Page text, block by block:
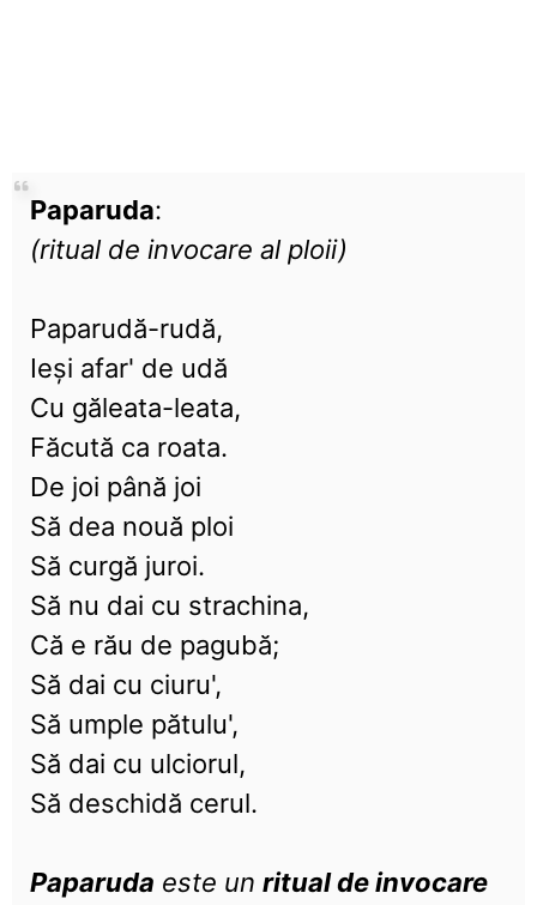
Paparuda:
(ritual de invocare al ploii)
Paparudă-rudă,
Ieși afar' de udă
Cu găleata-leata,
Făcută ca roata.
De joi până joi
Să dea nouă ploi
Să curgă juroi.
Să nu dai cu strachina,
Că e rău de pagubă;
Să dai cu ciuru',
Să umple pătulu',
Să dai cu ulciorul,
Să deschidă cerul.
Paparuda este un ritual de invocare